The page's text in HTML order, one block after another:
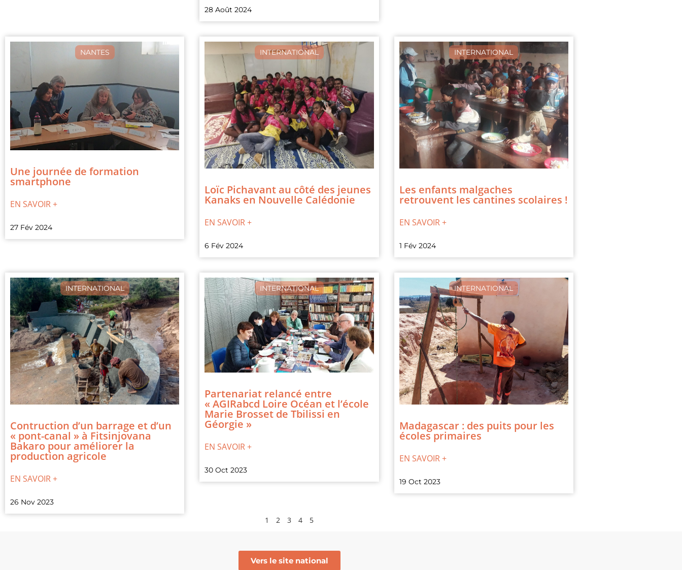
28 Août 2024
NANTES
Une journée de formation
smartphone
EN SAVOIR +
27 Fév 2024
INTERNATIONAL
Loïc Pichavant au côté des jeunes
Kanaks en Nouvelle Calédonie
EN SAVOIR +
6 Fév 2024
INTERNATIONAL
Les enfants malgaches
retrouvent les cantines scolaires !
EN SAVOIR +
1 Fév 2024
INTERNATIONAL
Contruction d’un barrage et d’un
« pont-canal » à Fitsinjovana
Bakaro pour améliorer la
production agricole
EN SAVOIR +
26 Nov 2023
INTERNATIONAL
Partenariat relancé entre
« AGIRabcd Loire Océan et l’école
Marie Brosset de Tbilissi en
Géorgie »
EN SAVOIR +
30 Oct 2023
INTERNATIONAL
Madagascar : des puits pour les
écoles primaires
EN SAVOIR +
19 Oct 2023
1 2 3 4 5
Vers le site national